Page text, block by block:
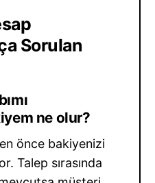
Sorulan
ne olur?
önce bakiyenizi
Talep sırasında